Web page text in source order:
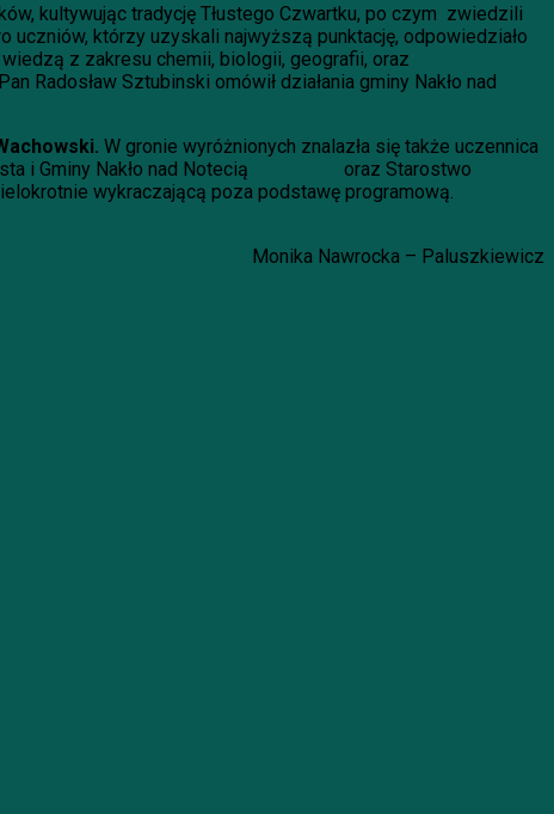
kultywując tradycję Tłustego Czwartku, po czym zwiedzili
którzy uzyskali najwyższą punktację, odpowiedziało
z zakresu chemii, biologii, geografii, oraz
Radosław Sztubinski omówił działania gminy Nakło nad
W gronie wyróżnionych znalazła się także uczennica
Miasta i Gminy Nakło nad Notecią oraz Starostwo
wykraczającą poza podstawę programową.
Monika Nawrocka – Paluszkiewicz